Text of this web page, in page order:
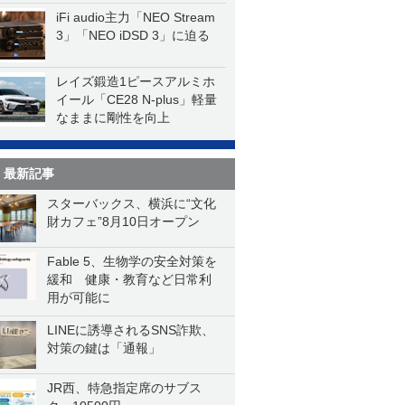
iFi audio主力「NEO Stream
3」「NEO iDSD 3」に迫る
レイズ鍛造1ピースアルミホ
イール「CE28 N-plus」軽量
なままに剛性を向上
最新記事
スターバックス、横浜に“文化
財カフェ”8月10日オープン
Fable 5、生物学の安全対策を
緩和 健康・教育など日常利
用が可能に
LINEに誘導されるSNS詐欺、
対策の鍵は「通報」
JR西、特急指定席のサブス